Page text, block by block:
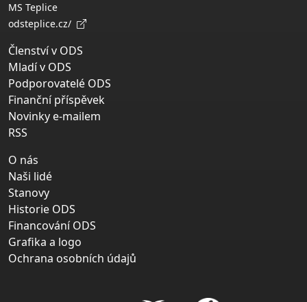
MS Teplice
odsteplice.cz/
Členství v ODS
Mladí v ODS
Podporovatelé ODS
Finanční příspěvek
Novinky e-mailem
RSS
O nás
Naši lidé
Stanovy
Historie ODS
Financování ODS
Grafika a logo
Ochrana osobních údajů